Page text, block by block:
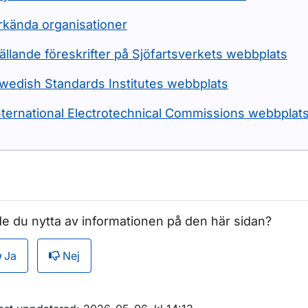
organisationer
föreskrifter på Sjöfartsverkets webbplats
Standards Institutes webbplats
Electrotechnical Commissions
du nytta av informationen på den här sidan?
Ja Nej